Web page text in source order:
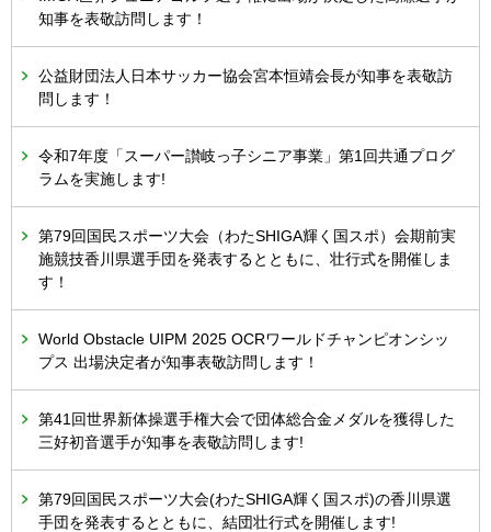
知事を表敬訪問します！
公益財団法人日本サッカー協会宮本恒靖会長が知事を表敬訪
問します！
令和7年度「スーパー讃岐っ子シニア事業」第1回共通プログ
ラムを実施します!
第79回国民スポーツ大会（わたSHIGA輝く国スポ）会期前実
施競技香川県選手団を発表するとともに、壮行式を開催しま
す！
World Obstacle UIPM 2025 OCRワールドチャンピオンシッ
プス 出場決定者が知事表敬訪問します！
第41回世界新体操選手権大会で団体総合金メダルを獲得した
三好初音選手が知事を表敬訪問します!
第79回国民スポーツ大会(わたSHIGA輝く国スポ)の香川県選
手団を発表するとともに、結団壮行式を開催します!